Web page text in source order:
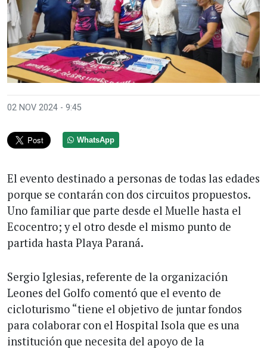
02 NOV 2024 - 9:45
WhatsApp
El evento destinado a personas de todas las edades
porque se contarán con dos circuitos propuestos.
Uno familiar que parte desde el Muelle hasta el
Ecocentro; y el otro desde el mismo punto de
partida hasta Playa Paraná.
Sergio Iglesias, referente de la organización
Leones del Golfo comentó que el evento de
cicloturismo “tiene el objetivo de juntar fondos
para colaborar con el Hospital Isola que es una
institución que necesita del apoyo de la